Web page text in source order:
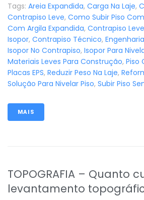
Tags: Areia Expandida, Carga Na Laje,
Contrapiso Leve, Como Subir Piso
Com Argila Expandida, Contrapiso Leve
Isopor, Contrapiso Técnico,
Isopor No Contrapiso, Isopor Para
Materiais Leves Para Construção, Piso
Placas EPS, Reduzir Peso Na Laje,
Solução Para Nivelar Piso, Subir Piso
MAIS
TOPOGRAFIA – Quanto
levantamento